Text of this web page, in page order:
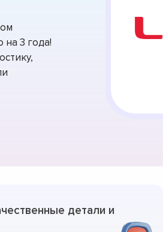
3 года!
детали и